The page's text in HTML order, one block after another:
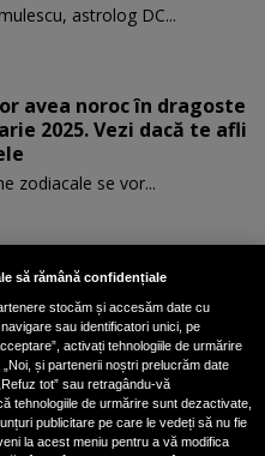
astrolog DC...
avea noroc în dragoste
2025. Vezi dacă te afli
zodiacale se vor...
primesc un mesaj
la Univers pe 30
Vezi dacă te afli printre
căror dorințe devin
să rămână confidențiale
stocăm și accesăm date cu
sau identificatori unici, pe
activați tehnologiile de urmărire
și partenerii noștri prelucrăm date
tot” sau retragându-vă
tehnologiile de urmărire sunt dezactivate,
publicitare pe care le vedeți să nu fie
la acest meniu pentru a vă modifica